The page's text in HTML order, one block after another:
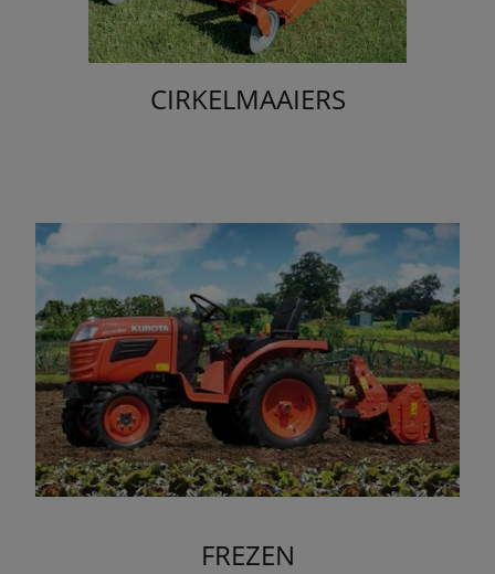
CIRKELMAAIERS
FREZEN